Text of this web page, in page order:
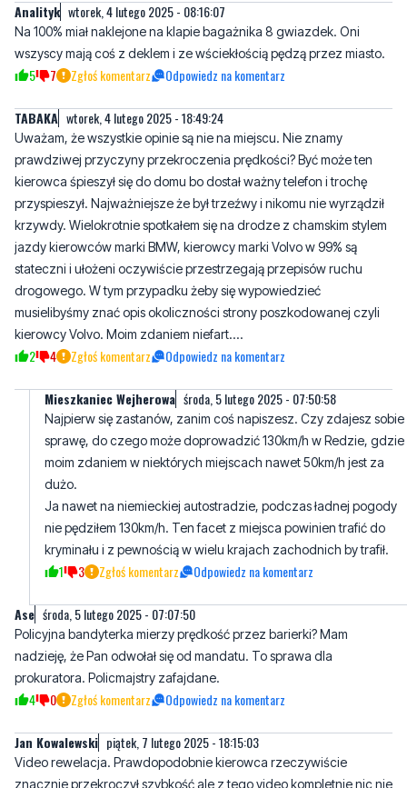
Analityk wtorek, 4 lutego 2025 - 08:16:07
Na 100% miał naklejone na klapie bagażnika 8 gwiazdek. Oni
wszyscy mają coś z deklem i ze wściekłością pędzą przez miasto.
5 7 Zgłoś komentarz Odpowiedz na komentarz
TABAKA wtorek, 4 lutego 2025 - 18:49:24
Uważam, że wszystkie opinie są nie na miejscu. Nie znamy
prawdziwej przyczyny przekroczenia prędkości? Być może ten
kierowca śpieszył się do domu bo dostał ważny telefon i trochę
przyspieszył. Najważniejsze że był trzeźwy i nikomu nie wyrządził
krzywdy. Wielokrotnie spotkałem się na drodze z chamskim stylem
jazdy kierowców marki BMW, kierowcy marki Volvo w 99% są
stateczni i ułożeni oczywiście przestrzegają przepisów ruchu
drogowego. W tym przypadku żeby się wypowiedzieć
musielibyśmy znać opis okoliczności strony poszkodowanej czyli
kierowcy Volvo. Moim zdaniem niefart....
2 4 Zgłoś komentarz Odpowiedz na komentarz
Mieszkaniec Wejherowa środa, 5 lutego 2025 - 07:50:58
Najpierw się zastanów, zanim coś napiszesz. Czy zdajesz sobie
sprawę, do czego może doprowadzić 130km/h w Redzie, gdzie
moim zdaniem w niektórych miejscach nawet 50km/h jest za
dużo.
Ja nawet na niemieckiej autostradzie, podczas ładnej pogody
nie pędziłem 130km/h. Ten facet z miejsca powinien trafić do
kryminału i z pewnością w wielu krajach zachodnich by trafił.
1 3 Zgłoś komentarz Odpowiedz na komentarz
Ase środa, 5 lutego 2025 - 07:07:50
Policyjna bandyterka mierzy prędkość przez barierki? Mam
nadzieję, że Pan odwołał się od mandatu. To sprawa dla
prokuratora. Policmajstry zafajdane.
4 0 Zgłoś komentarz Odpowiedz na komentarz
Jan Kowalewski piątek, 7 lutego 2025 - 18:15:03
Video rewelacja. Prawdopodobnie kierowca rzeczywiście
znacznie przekroczył szybkość ale z tego video kompletnie nic nie